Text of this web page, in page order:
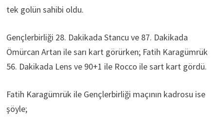
tek golün sahibi oldu.
Gençlerbirliği 28. Dakikada Stancu ve 87. Dakikada
Ömürcan Artan ile sarı kart görürken; Fatih Karagümrük
56. Dakikada Lens ve 90+1 ile Rocco ile sart kart gördü.
Fatih Karagümrük ile Gençlerbirliği maçının kadrosu ise
şöyle;